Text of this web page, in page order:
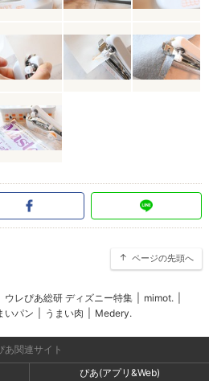
ページの先頭へ
ウレぴあ総研 ディズニー特集 mimot.
いパン うまい肉 Medery.
あ関連サイト
ぴあ(アプリ&Web)